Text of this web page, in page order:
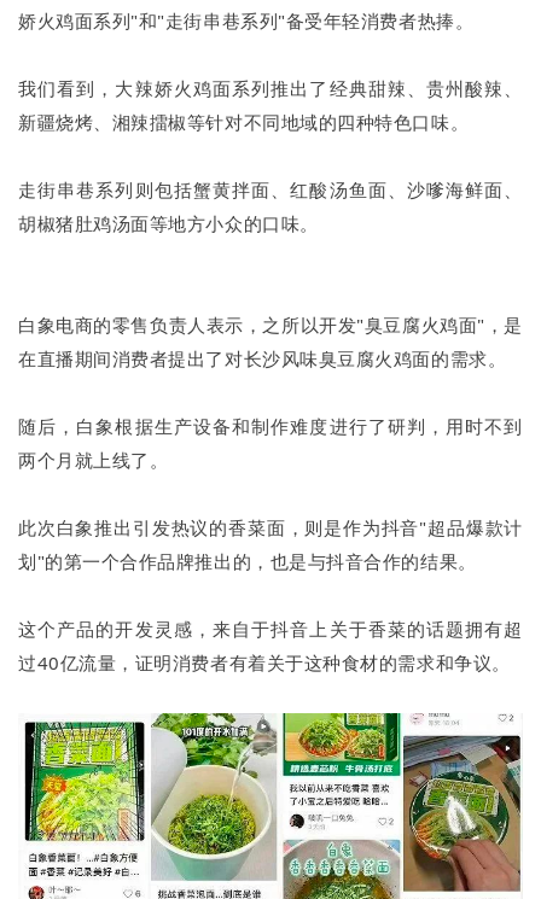
娇火鸡面系列"和"走街串巷系列"备受年轻消费者热捧。
我们看到，大辣娇火鸡面系列推出了经典甜辣、贵州酸辣、
新疆烧烤、湘辣擂椒等针对不同地域的四种特色口味。
走街串巷系列则包括蟹黄拌面、红酸汤鱼面、沙嗲海鲜面、
胡椒猪肚鸡汤面等地方小众的口味。
白象电商的零售负责人表示，之所以开发"臭豆腐火鸡面"，是
在直播期间消费者提出了对长沙风味臭豆腐火鸡面的需求。
随后，白象根据生产设备和制作难度进行了研判，用时不到
两个月就上线了。
此次白象推出引发热议的香菜面，则是作为抖音"超品爆款计
划"的第一个合作品牌推出的，也是与抖音合作的结果。
这个产品的开发灵感，来自于抖音上关于香菜的话题拥有超
过40亿流量，证明消费者有着关于这种食材的需求和争议。